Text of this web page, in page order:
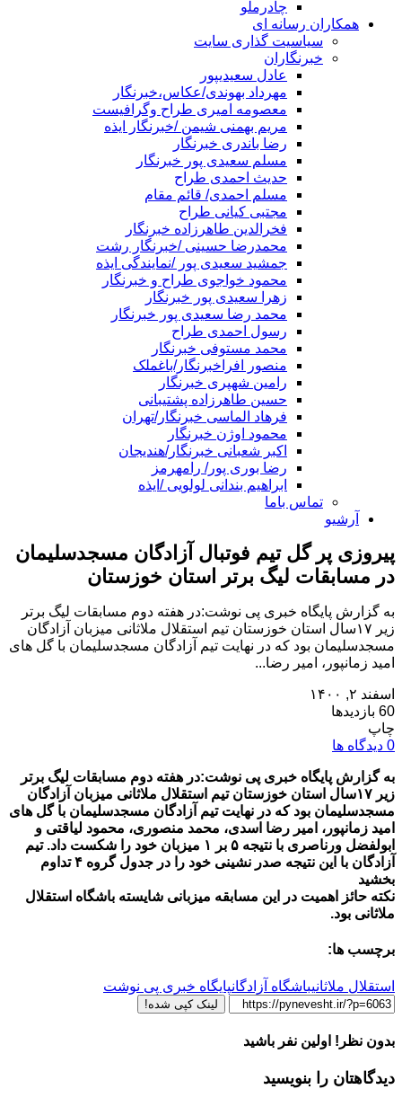
چادرملو
همکاران رسانه ای
سیاسیت گذاری سایت
خبرنگاران
عادل سعیدیپور
مهرداد بهوندی/عکاس،خبرنگار
معصومه امیری طراح وگرافیست
مریم بهمنی شیمن /خبرنگار ایذه
رضا باندری خبرنگار
مسلم سعیدی پور خبرنگار
حدیث احمدی طراح
مسلم احمدی/ قائم مقام
مجتبی کیانی طراح
فخرالدین طاهرزاده خبرنگار
محمدرضا حسینی /خبرنگار رشت
جمشید سعیدی پور /نمایندگی ایذه
محمود خواجوی طراح و خبرنگار
زهرا سعیدی پور خبرنگار
محمد رضا سعیدی پور خبرنگار
رسول احمدی طراح
محمد مستوفی خبرنگار
منصور افراخبرنگار/باغملک
رامین شهپری خبرنگار
حسین طاهرزاده پشتیبانی
فرهاد الماسی خبرنگار/تهران
محمود اوژن خبرنگار
اکبر شعبانی خبرنگار/هندیجان
رضا بوری پور/ رامهرمز
ابراهیم بندانی لولویی /ایذه
تماس باما
آرشیو
پیروزی پر گل تیم فوتبال آزادگان مسجدسلیمان
در مسابقات لیگ برتر استان خوزستان
به گزارش پایگاه خبری پی نوشت:در هفته دوم مسابقات لیگ برتر
زیر ۱۷سال استان خوزستان تیم استقلال ملاثانی میزبان آزادگان
مسجدسلیمان بود که در نهایت تیم آزادگان مسجدسلیمان با گل های
امید زمانپور، امیر رضا...
اسفند ۲, ۱۴۰۰
60 بازدیدها
چاپ
0 دیدگاه ها
به گزارش پایگاه خبری پی نوشت:در هفته دوم مسابقات لیگ برتر
زیر ۱۷سال استان خوزستان تیم استقلال ملاثانی میزبان آزادگان
مسجدسلیمان بود که در نهایت تیم آزادگان مسجدسلیمان با گل های
امید زمانپور، امیر رضا اسدی، محمد منصوری، محمود لیاقتی و
ابولفضل ورناصری با نتیجه ۵ بر ۱ میزبان خود را شکست داد. تیم
آزادگان با این نتیجه صدر نشینی خود را در جدول گروه ۴ تداوم
بخشید
نکته حائز اهمیت در این مسابقه میزبانی شایسته باشگاه استقلال
ملاثانی بود.
برچسب ها:
استقلال ملاثانیباشگاه آزادگانپایگاه خبری پی نوشت
لینک کپی شده!
بدون نظر! اولین نفر باشید
دیدگاهتان را بنویسید